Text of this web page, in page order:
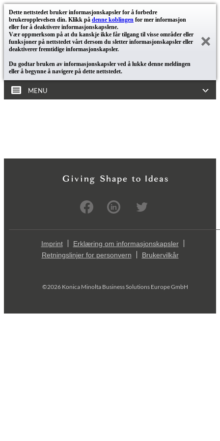
Dette nettstedet bruker informasjonskapsler for å forbedre
brukeropplevelsen din. Klikk på denne koblingen for mer informasjon
eller for å deaktivere informasjonskapslene.
Vær oppmerksom på at du kanskje ikke får tilgang til visse områder eller
funksjoner på nettstedet vårt dersom du sletter informasjonskapsler eller
deaktiverer fremtidige informasjonskapsler.
Du godtar bruken av informasjonskapsler ved å lukke denne meldingen
eller å begynne å navigere på dette nettstedet.
MENU
Imprint
Erklæring om informasjonskapsler
Retningslinjer for personvern
Brukervilkår
©2026 Konica Minolta Business Solutions Europe GmbH